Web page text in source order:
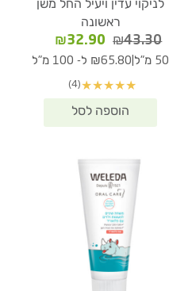
לניקוי עדין ויעיל החל משן
ראשונה
₪43.30
המחיר
המקורי
₪43.30.
₪32.90
המחיר
הנוכחי
50 מ"ל ₪65.80 ל- 100 מ"ל
★
★
★
★
★
(4)